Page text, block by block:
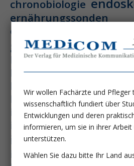
chronobiologie
ernährungssonden
ernährungstherapie
gastro&hepa-news
hitzschlag homöostase
hämatologie
hämatologische
hämodynamische
immundysfunktion
immunosep-studie
intensiv-news
intensivstation
Wir wollen Fachärzte und Pfleger
wissenschaftlich fundiert über
Entwicklungen und deren
informieren, um sie in ihrer
unterstützen.
Wählen Sie dazu bitte Ihr Land